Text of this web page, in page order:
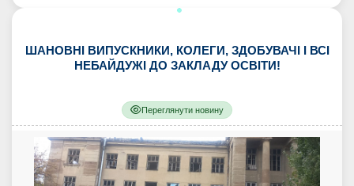
ШАНОВНІ ВИПУСКНИКИ, КОЛЕГИ, ЗДОБУВАЧІ І ВСІ
НЕБАЙДУЖІ ДО ЗАКЛАДУ ОСВІТИ!
Переглянути новину